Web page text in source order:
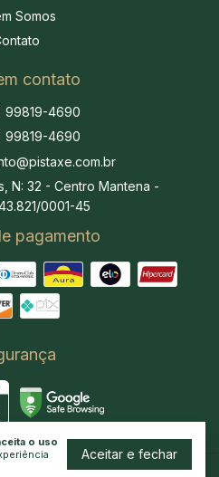
o uso
Aceitar e fechar
Somos
contato
99819-4690
99819-4690
N: 32 - Centro Mantena -
0001-45
pagamento